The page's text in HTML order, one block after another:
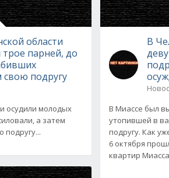
области
парней, до
подругу
осудили молодых
а затем
подругу...
В
В Миассе был
утопившей в
подругу. Как
6 октября
квартир